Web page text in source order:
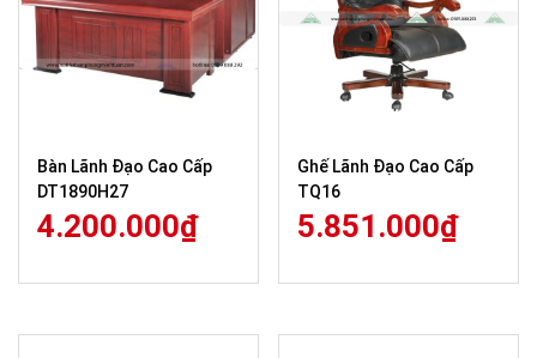
Bàn Lãnh Đạo Cao Cấp
DT1890H27
4.200.000₫
Ghế Lãnh Đạo Cao Cấp
TQ16
5.851.000₫